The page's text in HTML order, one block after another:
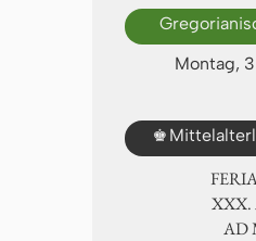
Montag,
♚
ⅩⅩⅩ.